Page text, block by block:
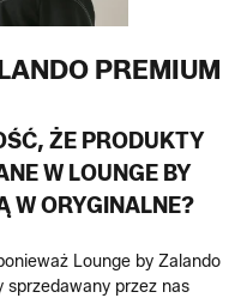
PREMIUM
ŻE PRODUKTY
W LOUNGE BY
W ORYGINALNE?
Lounge by Zalando
przez nas